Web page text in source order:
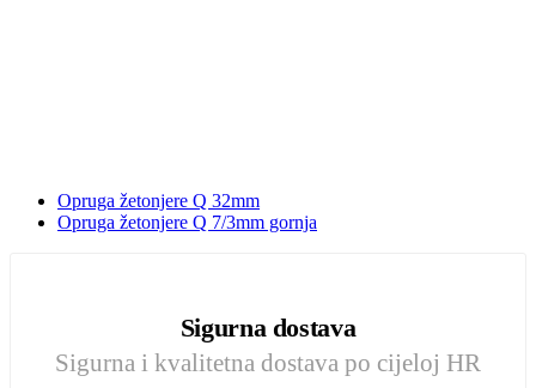
Opruga žetonjere Q 32mm
Opruga žetonjere Q 7/3mm gornja
Sigurna dostava
Sigurna i kvalitetna dostava po cijeloj HR